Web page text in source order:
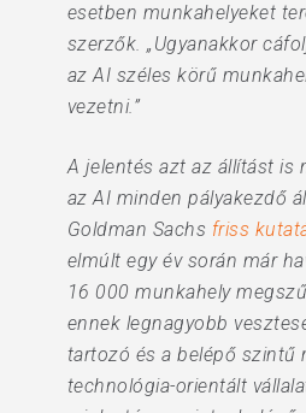
esetben munkahelyeket
szerzők. „Ugyanakkor
az AI széles körű
vezetni.”
A jelentés azt az állítást is
az AI minden pályakezdő
Goldman Sachs friss
elmúlt egy év során már
16 000 munkahely
ennek legnagyobb
tartozó és a belépő szintű
technológia-orientált